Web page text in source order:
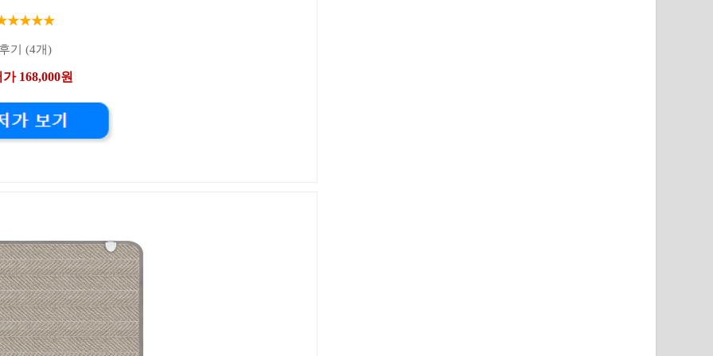
기 (4개)
168,000원